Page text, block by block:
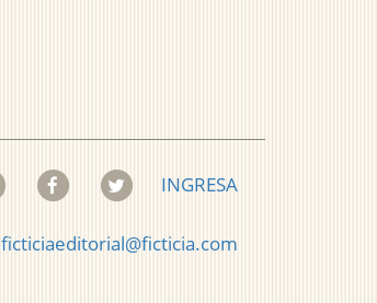
INGRESA
ficticiaeditorial@ficticia.com